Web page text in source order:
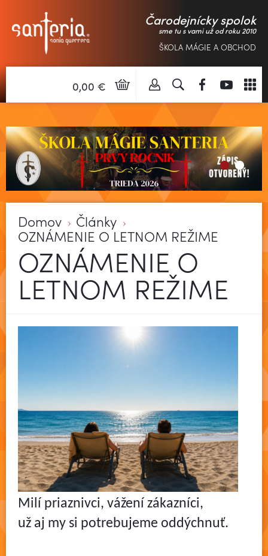
Čarodejnícky spolok
sme tu s vami už od roku 2010
ŠKOLA MÁGIE A OBCHOD
0,00 €
Domov Články
OZNÁMENIE O LETNOM REŽIME
OZNÁMENIE O
LETNOM REŽIME
Milí priaznivci, vážení zákazníci,
už aj my si potrebujeme oddýchnuť.